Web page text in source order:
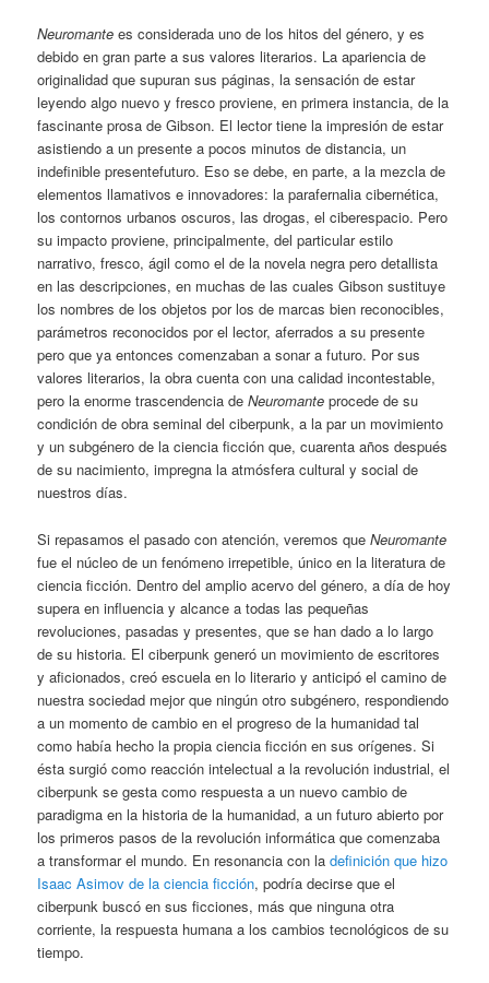
Neuromante es considerada uno de los hitos del género, y es
debido en gran parte a sus valores literarios. La apariencia de
originalidad que supuran sus páginas, la sensación de estar
leyendo algo nuevo y fresco proviene, en primera instancia, de la
fascinante prosa de Gibson. El lector tiene la impresión de estar
asistiendo a un presente a pocos minutos de distancia, un
indefinible presentefuturo. Eso se debe, en parte, a la mezcla de
elementos llamativos e innovadores: la parafernalia cibernética,
los contornos urbanos oscuros, las drogas, el ciberespacio. Pero
su impacto proviene, principalmente, del particular estilo
narrativo, fresco, ágil como el de la novela negra pero detallista
en las descripciones, en muchas de las cuales Gibson sustituye
los nombres de los objetos por los de marcas bien reconocibles,
parámetros reconocidos por el lector, aferrados a su presente
pero que ya entonces comenzaban a sonar a futuro. Por sus
valores literarios, la obra cuenta con una calidad incontestable,
pero la enorme trascendencia deNeuromante procede de su
condición de obra seminal del ciberpunk, a la par un movimiento
y un subgénero de la ciencia ficción que, cuarenta años después
de su nacimiento, impregna la atmósfera cultural y social de
nuestros días.
Si repasamos el pasado con atención, veremos queNeuromante
fue el núcleo de un fenómeno irrepetible, único en la literatura de
ciencia ficción. Dentro del amplio acervo del género, a día de hoy
supera en influencia y alcance a todas las pequeñas
revoluciones, pasadas y presentes, que se han dado a lo largo
de su historia. El ciberpunk generó un movimiento de escritores
y aficionados, creó escuela en lo literario y anticipó el camino de
nuestra sociedad mejor que ningún otro subgénero, respondiendo
a un momento de cambio en el progreso de la humanidad tal
como había hecho la propia ciencia ficción en sus orígenes. Si
ésta surgió como reacción intelectual a la revolución industrial, el
ciberpunk se gesta como respuesta a un nuevo cambio de
paradigma en la historia de la humanidad, a un futuro abierto por
los primeros pasos de la revolución informática que comenzaba
a transformar el mundo. En resonancia con ladefinición que hizo
Isaac Asimov de la ciencia ficción, podría decirse que el
ciberpunk buscó en sus ficciones, más que ninguna otra
corriente, la respuesta humana a los cambios tecnológicos de su
tiempo.